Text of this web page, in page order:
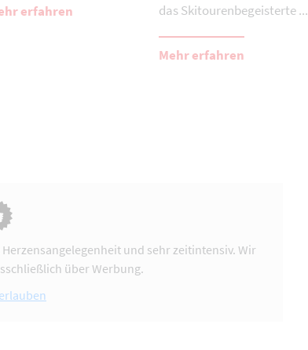
erfahren
das Skitourenbegeisterte ...
Mehr erfahren
und sehr zeitintensiv. Wir
über Werbung.